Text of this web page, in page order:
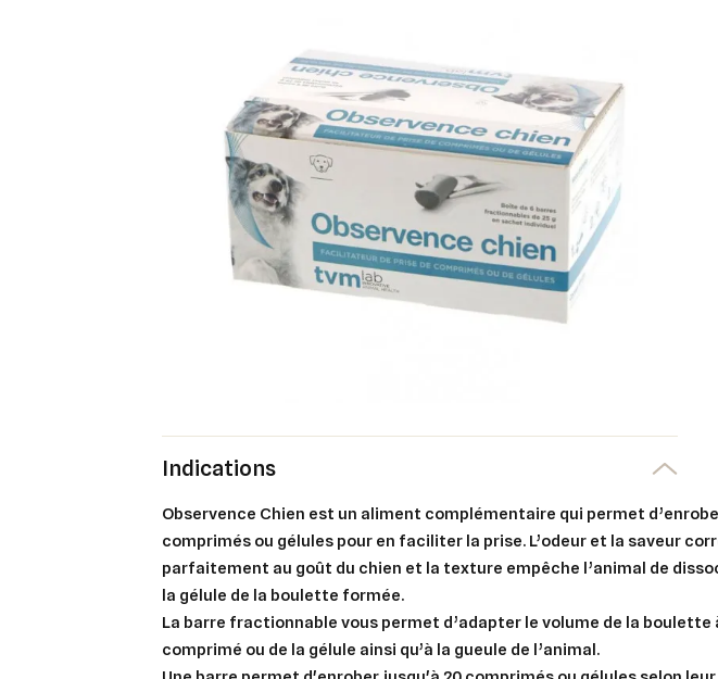
Indications
Observence Chien est un aliment complémentaire qui permet
comprimés ou gélules pour en faciliter la prise. L’odeur et la saveur
parfaitement au goût du chien et la texture empêche l’animal de
la gélule de la boulette formée.
La barre fractionnable vous permet d’adapter le volume de la boulette
comprimé ou de la gélule ainsi qu’à la gueule de l’animal.